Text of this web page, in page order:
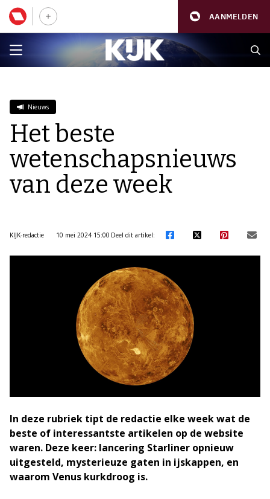
AANMELDEN
Nieuws
Het beste
wetenschapsnieuws
van deze week
KIJK-redactie 10 mei 2024 15:00 Deel dit artikel:
In deze rubriek tipt de redactie elke week wat de
beste of interessantste artikelen op de website
waren. Deze keer: lancering Starliner opnieuw
uitgesteld, mysterieuze gaten in ijskappen, en
waarom Venus kurkdroog is.